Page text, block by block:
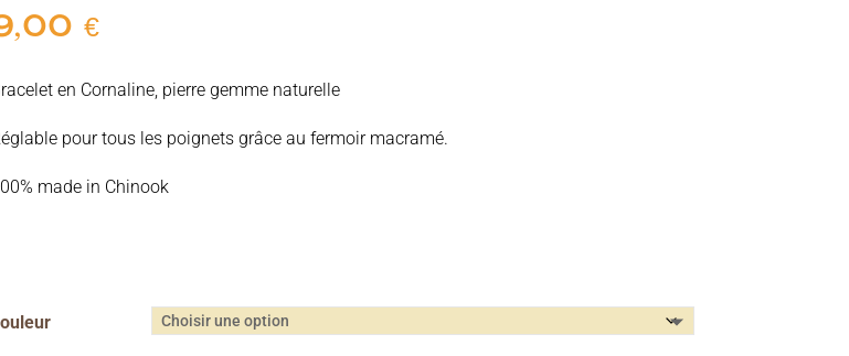
€
en Cornaline, pierre gemme naturelle
pour tous les poignets grâce au fermoir macramé.
made in Chinook